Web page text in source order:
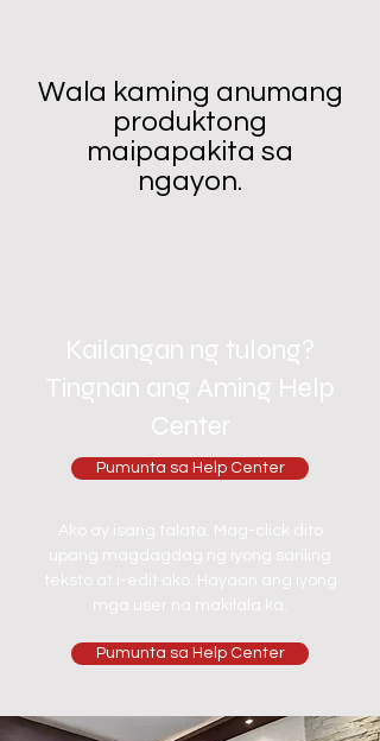
Wala kaming anumang
produktong
maipapakita sa
ngayon.
Kailangan ng tulong?
Tingnan ang Aming Help
Center
Pumunta sa Help Center
Ako ay isang talata. Mag-click dito
upang magdagdag ng iyong sariling
teksto at i-edit ako. Hayaan ang iyong
mga user na makilala ka.
Pumunta sa Help Center